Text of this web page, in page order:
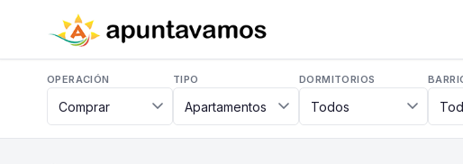
OPERACIÓN TIPO DORMITORIOS